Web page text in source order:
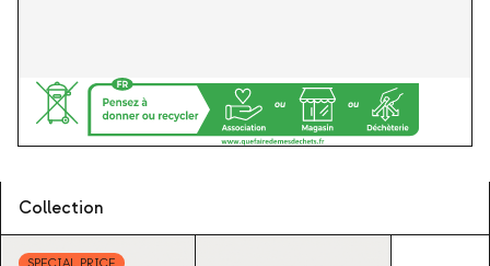
Collection